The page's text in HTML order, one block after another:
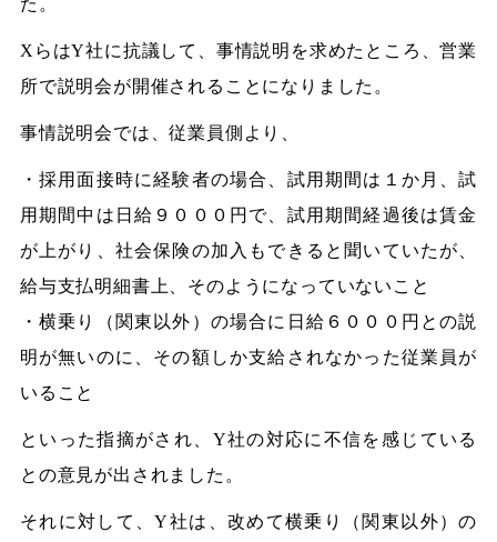
た。
XらはY社に抗議して、事情説明を求めたところ、営業
所で説明会が開催されることになりました。
事情説明会では、従業員側より、
・採用面接時に経験者の場合、試用期間は１か月、試
用期間中は日給９０００円で、試用期間経過後は賃金
が上がり、社会保険の加入もできると聞いていたが、
給与支払明細書上、そのようになっていないこと
・横乗り（関東以外）の場合に日給６０００円との説
明が無いのに、その額しか支給されなかった従業員が
いること
といった指摘がされ、Y社の対応に不信を感じている
との意見が出されました。
それに対して、Y社は、改めて横乗り（関東以外）の